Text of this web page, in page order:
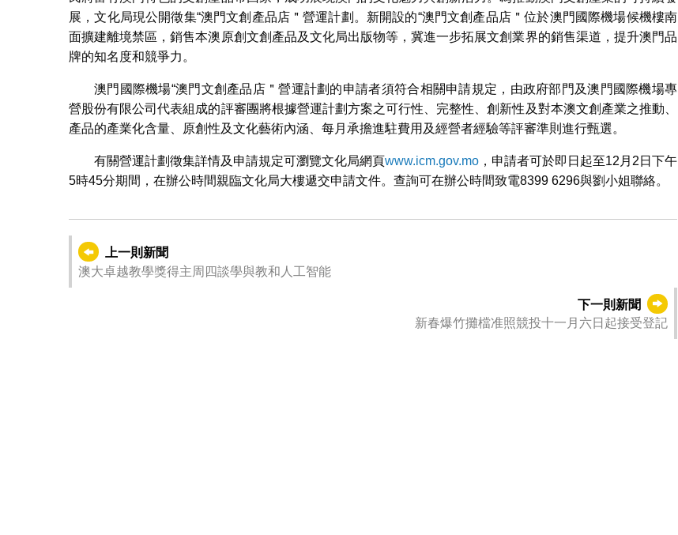
展，文化局現公開徵集“澳門文創產品店＂營運計劃。新開設的“澳門文創產品店＂位於澳門國際機場候機樓南
面擴建離境禁區，銷售本澳原創文創產品及文化局出版物等，冀進一步拓展文創業界的銷售渠道，提升澳門品
牌的知名度和競爭力。
澳門國際機場“澳門文創產品店＂營運計劃的申請者須符合相關申請規定，由政府部門及澳門國際機場專
營股份有限公司代表組成的評審團將根據營運計劃方案之可行性、完整性、創新性及對本澳文創產業之推動、
產品的產業化含量、原創性及文化藝術內涵、每月承擔進駐費用及經營者經驗等評審準則進行甄選。
有關營運計劃徵集詳情及申請規定可瀏覽文化局網頁www.icm.gov.mo ，申請者可於即日起至12月2日下午
5時45分期間，在辦公時間親臨文化局大樓遞交申請文件。查詢可在辦公時間致電8399 6296與劉小姐聯絡。
上一則新聞
澳大卓越教學獎得主周四談學與教和人工智能
下一則新聞
新春爆竹攤檔准照競投十一月六日起接受登記